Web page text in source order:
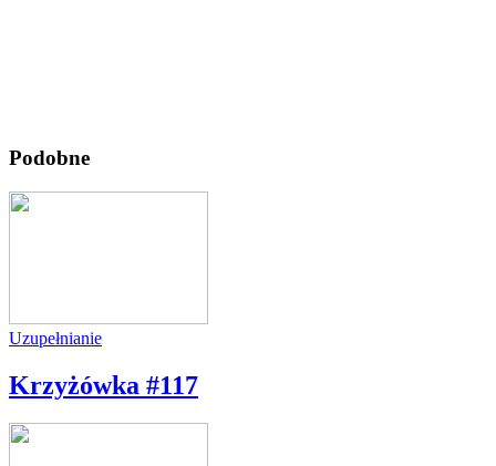
Podobne
Uzupełnianie
Krzyżówka #117